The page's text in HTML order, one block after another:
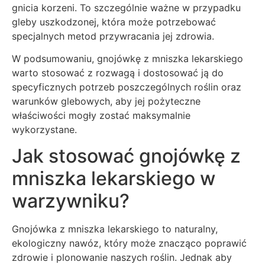
gnicia korzeni. To szczególnie ważne w przypadku
gleby uszkodzonej, która może potrzebować
specjalnych metod przywracania jej zdrowia.
W podsumowaniu, gnojówkę z mniszka lekarskiego
warto stosować z rozwagą i dostosować ją do
specyficznych potrzeb poszczególnych roślin oraz
warunków glebowych, aby jej pożyteczne
właściwości mogły zostać maksymalnie
wykorzystane.
Jak stosować gnojówkę z
mniszka lekarskiego w
warzywniku?
Gnojówka z mniszka lekarskiego to naturalny,
ekologiczny nawóz, który może znacząco poprawić
zdrowie i plonowanie naszych roślin. Jednak aby